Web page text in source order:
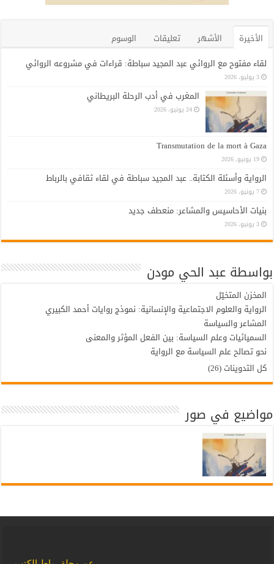
الأخيرة الأشهر تعليقات
الوسوم
لقاء مفتوح مع الروائي عبد المجيد سباطة: قراءات في مشروعه الروائي
3 يوليو، 2026
المغرب في أدب الرحلة البريطاني
24 يونيو، 2026
Transmutation de la mort à Gaza
19 يونيو، 2026
الرواية وأسئلة الكتابة.. عبد المجيد سباطة في لقاء ثقافي بالرباط
7 يونيو، 2026
بنيات الأحاسيس والمشاعر: منعطف جديد
3 يونيو، 2026
بواسطة عبد الحي مودن
المخزن المتخيّل
الرواية والعلوم الاجتماعية والإنسانية: نموذج روايات أحمد الكبيري
المشاعر والسياسة
السميائيات وعلم السياسة: بين الفعل المؤثر والمعنى
نحو تصالح علم السياسة مع الرواية
كل التدوينات (26)
مواضيع في صور